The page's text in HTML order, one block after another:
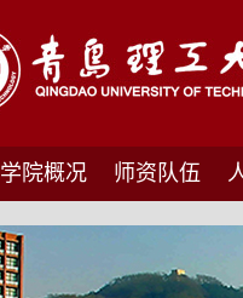
学院概况 师资队伍